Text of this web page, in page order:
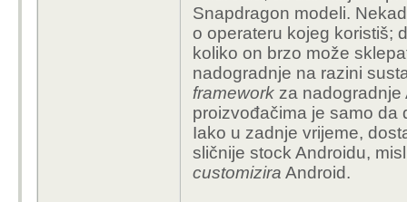
Snapdragon modeli.
o operateru kojeg koristiš;
koliko on brzo može
nadogradnje na razini
framework za nadogradnje
proizvođačima je samo da
Iako u zadnje vrijeme,
sličnije stock Androidu,
customizira Android.